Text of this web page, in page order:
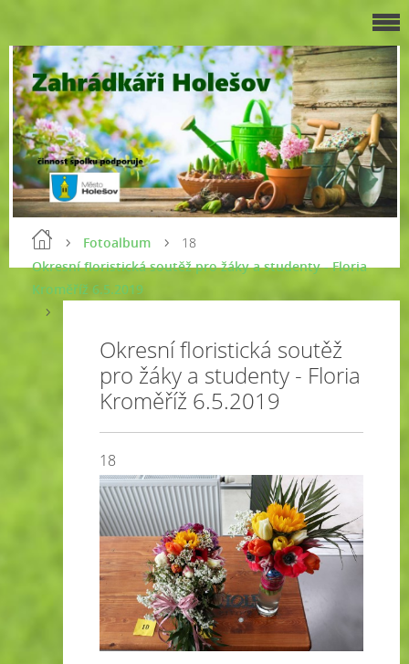
Fotoalbum
Okresní floristická soutěž pro žáky a studenty - Floria
Kroměříž 6.5.2019
18
Okresní floristická soutěž
pro žáky a studenty - Floria
Kroměříž 6.5.2019
18